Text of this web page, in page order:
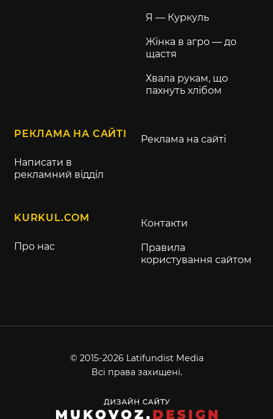
Я — Куркуль
Жінка в агро — до
щастя
Хвала рукам, що
пахнуть хлібом
РЕКЛАМА НА САЙТІ
Написати в
рекламний відділ
Реклама на сайті
KURKUL.COM
Про нас
Контакти
Правила
користування сайтом
© 2015-2026 Latifundist Media
Всі права захищені.